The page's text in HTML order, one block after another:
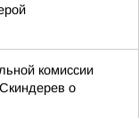
комиссии
о